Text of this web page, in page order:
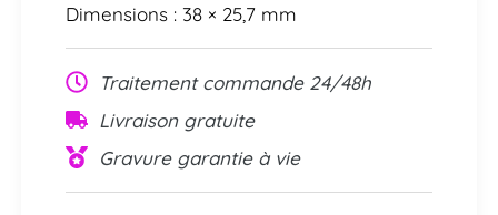
Dimensions : 38 × 25,7 mm
Traitement commande 24/48h
Livraison gratuite
Gravure garantie à vie